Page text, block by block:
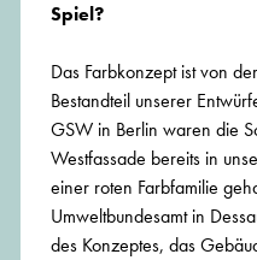
Spiel?
Das Farbkonzept ist von
Bestandteil unserer
GSW in Berlin waren die
Westfassade bereits in
einer roten Farbfamilie
Umweltbundesamt in
des Konzeptes, das